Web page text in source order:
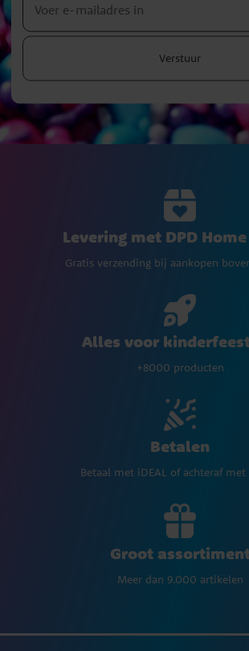
Verstuur
Levering met DPD
Gratis verzending bij aankopen
Alles voor
+8000 producten
Betalen
Betaal met iDEAL of achteraf met
Groot
Meer dan 9.000 artikelen